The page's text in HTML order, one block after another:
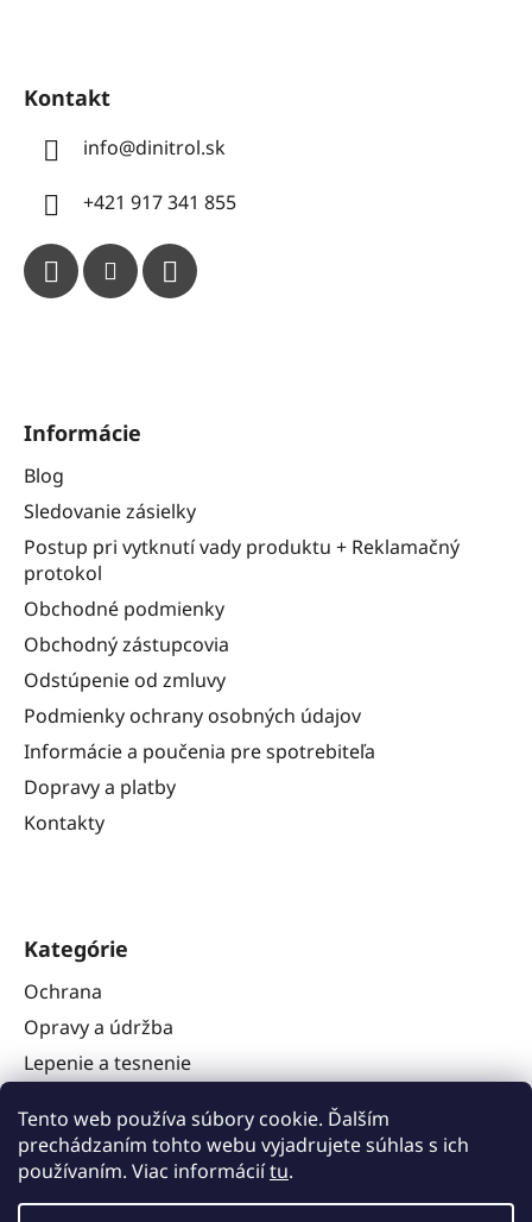
Tento web používa súbory cookie. Ďalším
prechádzaním tohto webu vyjadrujete súhlas s ich
používaním. Viac informáciítu.
Kontakt
info@dinitrol.sk
+421 917 341 855
Informácie
Blog
Sledovanie zásielky
Postup pri vytknutí vady produktu + Reklamačný
protokol
Obchodné podmienky
Obchodný zástupcovia
Odstúpenie od zmluvy
Podmienky ochrany osobných údajov
Informácie a poučenia pre spotrebiteľa
Dopravy a platby
Kontakty
Kategórie
Ochrana
Opravy a údržba
Lepenie a tesnenie
Stavba karavanov
Ostatné